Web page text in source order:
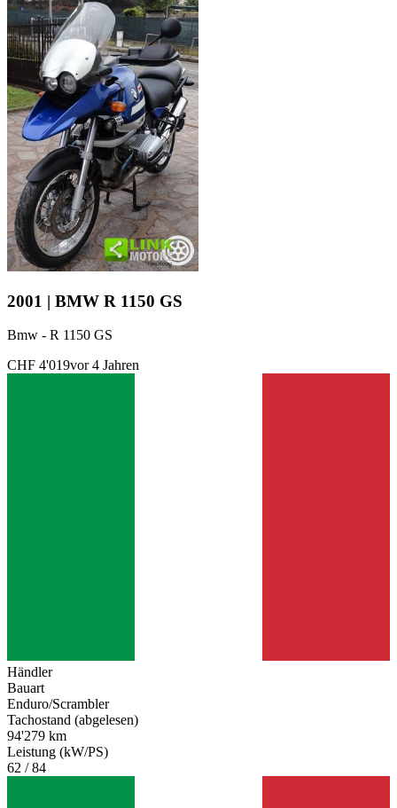
2001 | BMW R 1150 GS
Bmw - R 1150 GS
CHF 4'019vor 4 Jahren
Händler
Bauart
Enduro/Scrambler
Tachostand (abgelesen)
94'279 km
Leistung (kW/PS)
62 / 84